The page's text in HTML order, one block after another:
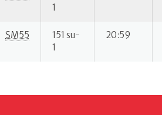
1
SM55
151 su-
1
20:59